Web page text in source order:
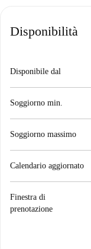
Disponibilità
Disponibile dal
Soggiorno min.
Soggiorno massimo
Calendario aggiornato
Finestra di
prenotazione